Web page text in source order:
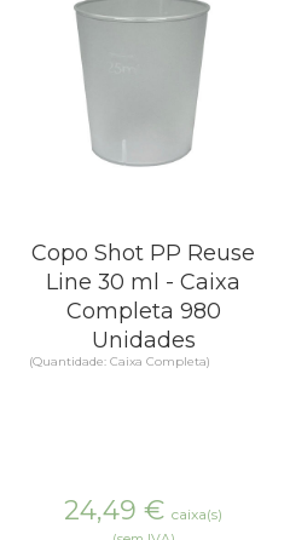
Copo Shot PP Reuse
Line 30 ml - Caixa
Completa 980
Unidades
(Quantidade: Caixa Completa)
24,49 € caixa(s)